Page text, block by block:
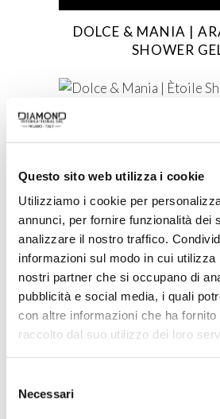
Questo sito web utilizza i cookie
Utilizziamo i cookie per
annunci, per fornire funzionalità dei
analizzare il nostro traffico.
informazioni sul modo in cui
nostri partner che si occupano di
pubblicità e social media, i quali
con altre informazioni che ha
raccolto dal suo utilizzo dei loro
delNecessari
DOLCE & MANIA |
SHOWER
SHOWER GEL
DOLCE & MANIA |
SHOWER